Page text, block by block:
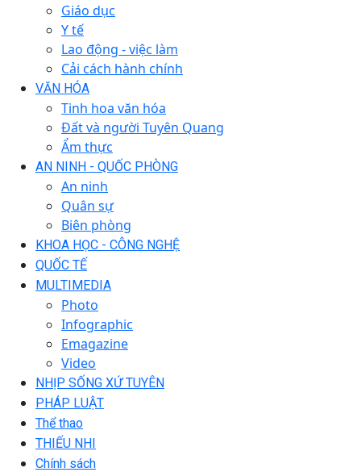
Giáo dục
Y tế
Lao động - việc làm
Cải cách hành chính
VĂN HÓA
Tinh hoa văn hóa
Đất và người Tuyên Quang
Ẩm thực
AN NINH - QUỐC PHÒNG
An ninh
Quân sự
Biên phòng
KHOA HỌC - CÔNG NGHỆ
QUỐC TẾ
MULTIMEDIA
Photo
Infographic
Emagazine
Video
NHỊP SỐNG XỨ TUYÊN
PHÁP LUẬT
Thể thao
THIẾU NHI
Chính sách